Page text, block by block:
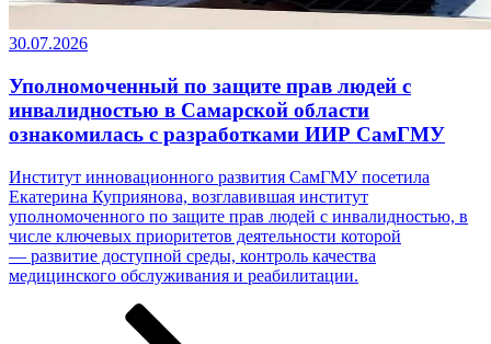
30.07.2026
Уполномоченный по защите прав людей с
инвалидностью в Самарской области
ознакомилась с разработками ИИР СамГМУ
Институт инновационного развития СамГМУ посетила
Екатерина Куприянова, возглавившая институт
уполномоченного по защите прав людей с инвалидностью, в
числе ключевых приоритетов деятельности которой
— развитие доступной среды, контроль качества
медицинского обслуживания и реабилитации.